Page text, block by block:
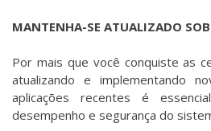
MANTENHA-SE ATUALIZADO
Por mais que você conquiste as
atualizando e implementando
aplicações recentes é
desempenho e segurança do